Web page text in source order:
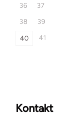
36
37
38
39
40
41
Kontakt